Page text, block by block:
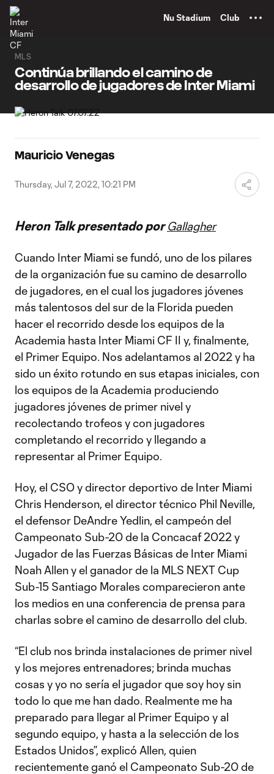
Nu Stadium Club
MLS
Continúa brillando el camino de
desarrollo de jugadores de Inter Miami
Mauricio Venegas
Thursday, Jul 7, 2022, 10:21 PM
Heron Talk presentado por Gallagher
Cuando Inter Miami se fundó, uno de los pilares
de la organización fue su camino de desarrollo
de jugadores, en el cual los jugadores jóvenes
más talentosos del sur de la Florida pueden
hacer el recorrido desde los equipos de la
Academia hasta Inter Miami CF II y, finalmente,
el Primer Equipo. Nos adelantamos al 2022 y ha
sido un éxito rotundo en sus etapas iniciales, con
los equipos de la Academia produciendo
jugadores jóvenes de primer nivel y
recolectando trofeos y con jugadores
completando el recorrido y llegando a
representar al Primer Equipo.
Hoy, el CSO y director deportivo de Inter Miami
Chris Henderson, el director técnico Phil Neville,
el defensor DeAndre Yedlin, el campeón del
Campeonato Sub-20 de la Concacaf 2022 y
Jugador de las Fuerzas Básicas de Inter Miami
Noah Allen y el ganador de la MLS NEXT Cup
Sub-15 Santiago Morales comparecieron ante
los medios en una conferencia de prensa para
charlas sobre el camino de desarrollo del club.
“El club nos brinda instalaciones de primer nivel
y los mejores entrenadores; brinda muchas
cosas y yo no sería el jugador que soy hoy sin
todo lo que me han dado. Realmente me ha
preparado para llegar al Primer Equipo y al
segundo equipo, y hasta a la selección de los
Estados Unidos”, explicó Allen, quien
recientemente ganó el Campeonato Sub-20 de